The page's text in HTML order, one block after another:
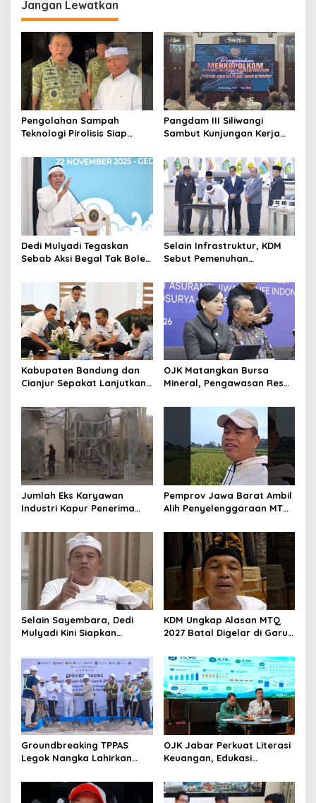
Jangan Lewatkan
Pengolahan Sampah
Teknologi Pirolisis Siap
Sampah Harian Jawa
Barat
Pangdam III Siliwangi
Sambut Kunjungan Kerja
Perhatian Pemerintah
Dedi Mulyadi Tegaskan
Sebab Aksi Begal Tak Boleh
Ekonomi
Selain Infrastruktur, KDM
Sebut Pemenuhan
Masyarakat Jadi Fokus
APBD Jabar 2027
Kabupaten Bandung dan
Cianjur Sepakat Lanjutkan
Percepat Pertumbuhan
Ekonomi Daerah
OJK Matangkan Bursa
Mineral, Pengawasan Resmi
Jumlah Eks Karyawan
Industri Kapur Penerima
Bertambah, KDM: Kita
Identifikasi
Pemprov Jawa Barat Ambil
Alih Penyelenggaraan MTQ
Jadi Tuan Rumah
Selain Sayembara, Dedi
Mulyadi Kini Siapkan
Sebarkan Lokasi Penjualan
Narkotika
KDM Ungkap Alasan MTQ
2027 Batal Digelar di Garut,
Groundbreaking TPPAS
Legok Nangka Lahirkan
Penyelesaian Sampah
Bandung Raya
OJK Jabar Perkuat Literasi
Keuangan, Edukasi
Pertumbuhan Ekonomi